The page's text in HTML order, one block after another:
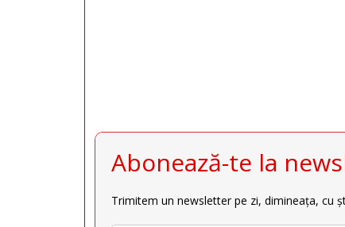
Abonează-te la
Trimitem un newsletter pe zi, dimineața, cu